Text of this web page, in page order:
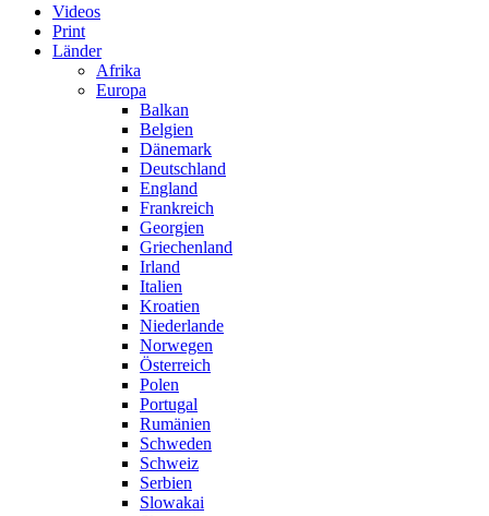
Videos
Print
Länder
Afrika
Europa
Balkan
Belgien
Dänemark
Deutschland
England
Frankreich
Georgien
Griechenland
Irland
Italien
Kroatien
Niederlande
Norwegen
Österreich
Polen
Portugal
Rumänien
Schweden
Schweiz
Serbien
Slowakai